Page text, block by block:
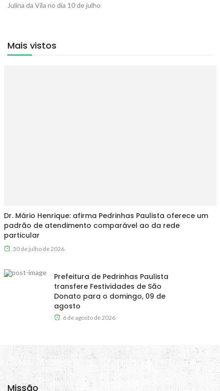
Julina da Vila no dia 10 de julho
Mais vistos
Dr. Mário Henrique: afirma Pedrinhas Paulista oferece um
padrão de atendimento comparável ao da rede
particular
30 de julho de 2026
Prefeitura de Pedrinhas Paulista
transfere Festividades de São
Donato para o domingo, 09 de
agosto
6 de agosto de 2026
Missão